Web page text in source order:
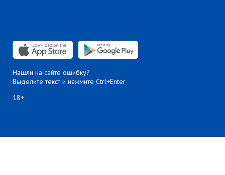
Нашли на сайте ошибку?
Выделите текст и нажмите Ctrl+Enter
18+